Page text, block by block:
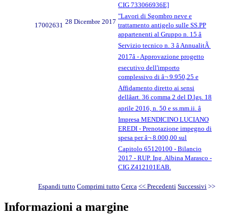
CIG 733066936E]
17002631 28 Dicembre 2017
"Lavori di Sgombro neve e
trattamento antigelo sulle SS.PP
appartenenti al Gruppo n. 15 â
Servizio tecnico n. 3 â AnnualitÃ
2017â - Approvazione progetto
esecutivo dell'importo
complessivo di â¬ 9.950,25 e
Affidamento diretto ai sensi
dellâart. 36 comma 2 del D.lgs. 18
aprile 2016, n. 50 e ss.mm.ii. â
Impresa MENDICINO LUCIANO
EREDI - Prenotazione impegno di
spesa per â¬ 8.000,00 sul
Capitolo 65120100 - Bilancio
2017 - RUP. Ing. Albina Marasco -
CIG Z412101EAB.
Espandi tutto Comprimi tutto Cerca << Precedenti Successivi >>
Informazioni a margine